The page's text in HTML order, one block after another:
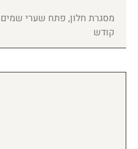
מסגרת חלון, פתח שערי שמים
קודש